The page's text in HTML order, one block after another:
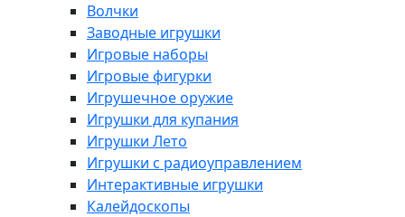
Волчки
Заводные игрушки
Игровые наборы
Игровые фигурки
Игрушечное оружие
Игрушки для купания
Игрушки Лето
Игрушки с радиоуправлением
Интерактивные игрушки
Калейдоскопы